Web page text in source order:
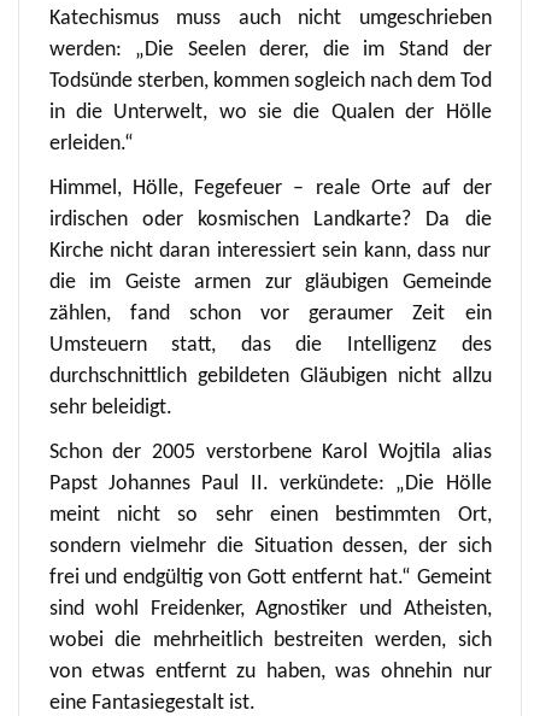
Katechismus muss auch nicht umgeschrieben
werden: „Die Seelen derer, die im Stand der
Todsünde sterben, kommen sogleich nach dem Tod
in die Unterwelt, wo sie die Qualen der Hölle
erleiden.“
Himmel, Hölle, Fegefeuer – reale Orte auf der
irdischen oder kosmischen Landkarte? Da die
Kirche nicht daran interessiert sein kann, dass nur
die im Geiste armen zur gläubigen Gemeinde
zählen, fand schon vor geraumer Zeit ein
Umsteuern statt, das die Intelligenz des
durchschnittlich gebildeten Gläubigen nicht allzu
sehr beleidigt.
Schon der 2005 verstorbene Karol Wojtila alias
Papst Johannes Paul II. verkündete: „Die Hölle
meint nicht so sehr einen bestimmten Ort,
sondern vielmehr die Situation dessen, der sich
frei und endgültig von Gott entfernt hat.“ Gemeint
sind wohl Freidenker, Agnostiker und Atheisten,
wobei die mehrheitlich bestreiten werden, sich
von etwas entfernt zu haben, was ohnehin nur
eine Fantasiegestalt ist.